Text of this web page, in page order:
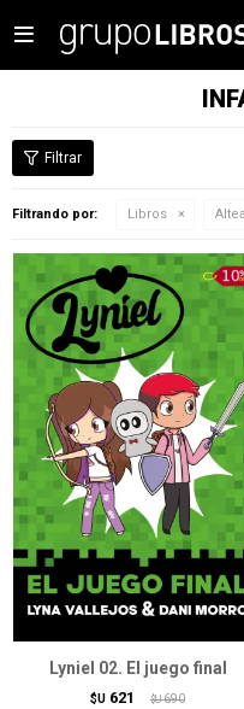

Filtrando por: Libros Altea
Lyniel 02. El juego final
$U 621 $U 690